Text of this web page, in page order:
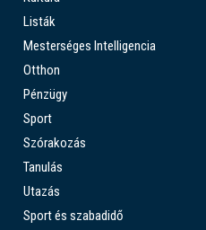
Listák
Mesterséges Intelligencia
Otthon
Pénzügy
Sport
Szórakozás
Tanulás
Utazás
Sport és szabadidő